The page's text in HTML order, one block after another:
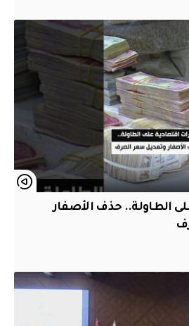
الطاولة.. حذف الأصفار